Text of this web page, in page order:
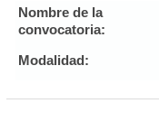
Nombre de la
convocatoria:
Modalidad: